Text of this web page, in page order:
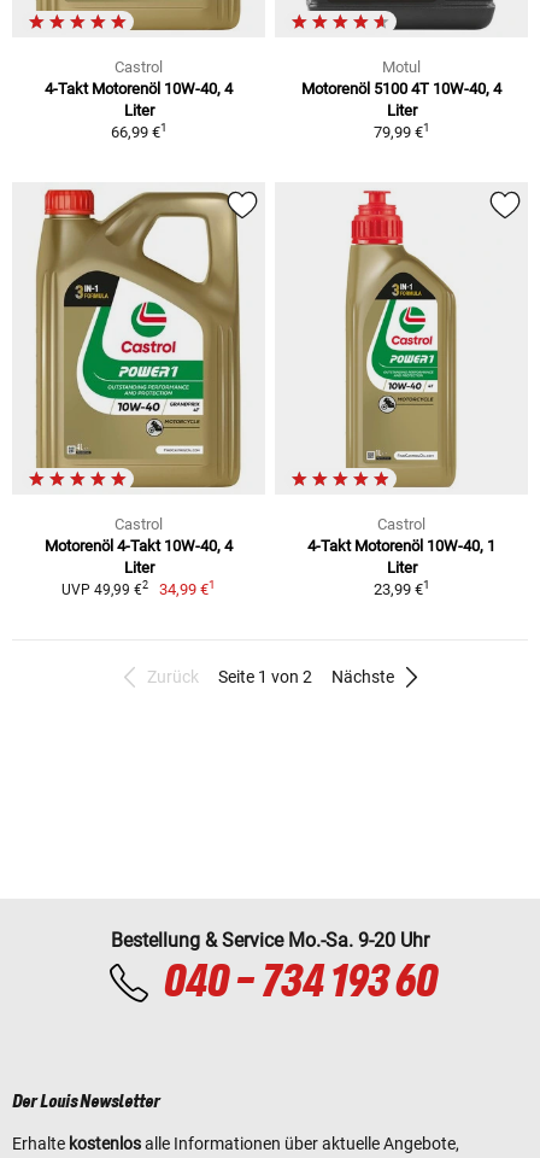
Castrol
4-Takt Motorenöl 10W-40, 4
Liter
66,99 €1
Motul
Motorenöl 5100 4T 10W-40, 4
Liter
79,99 €1
Castrol
Motorenöl 4-Takt 10W-40, 4
Liter
UVP 49,99 €2 34,99 €1
Castrol
4-Takt Motorenöl 10W-40, 1
Liter
23,99 €1
Zurück Seite 1 von 2 Nächste
Bestellung & Service Mo.-Sa. 9-20 Uhr
040 - 734 193 60
Der Louis Newsletter
Erhalte kostenlosalle Informationen über aktuelle Angebote,